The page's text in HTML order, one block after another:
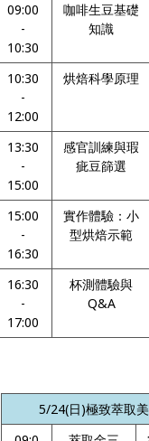
09:00
-
10:30
咖啡生豆基礎
知識
10:30
-
12:00
烘焙科學原理
13:30
-
15:00
感官訓練與瑕
疵豆篩選
15:00
-
16:30
實作體驗：小
型烘焙示範
16:30
-
17:00
杯測體驗與
Q&A
5/24(日)極致萃取